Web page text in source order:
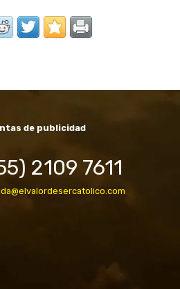
de publicidad
2109 7611